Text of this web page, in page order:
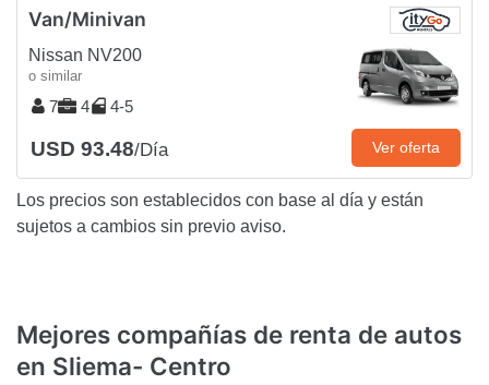
Van/Minivan
Nissan NV200
o similar
7 4 4-5
USD 93.48/Día Ver oferta
Los precios son establecidos con base al día y están
sujetos a cambios sin previo aviso.
Mejores compañías de renta de autos
en Sliema- Centro